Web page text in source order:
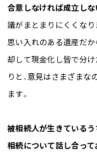
合意しなければ成立しな
議がまとまりにくくなり
思い入れのある遺産だか
却して現金化し皆で分
りと、意見はさまざま
ます。
被相続人が生きているう
相続について話し合って